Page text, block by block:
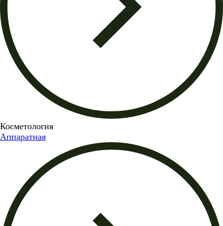
Косметология
Аппаратная